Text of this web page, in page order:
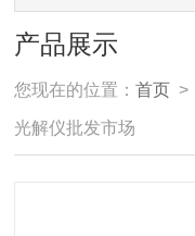
产品展示
您现在的位置：首页 >
光解仪批发市场